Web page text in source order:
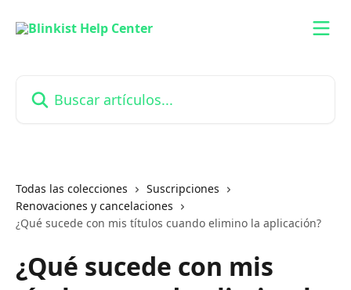
Todas las colecciones
Suscripciones
Renovaciones y cancelaciones
¿Qué sucede con mis títulos cuando elimino la aplicación?
¿Qué sucede con mis